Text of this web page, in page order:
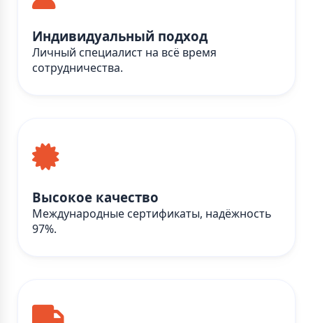
Индивидуальный подход
Личный специалист на всё время
сотрудничества.
Высокое качество
Международные сертификаты, надёжность
97%.